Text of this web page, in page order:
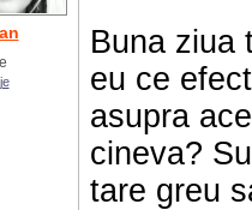
Buna ziua
eu ce
asupra
cineva?
tare greu